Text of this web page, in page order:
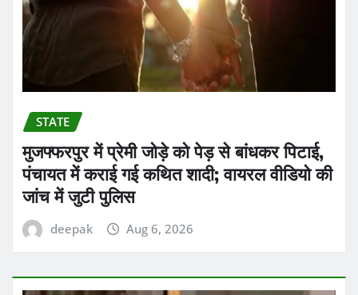
STATE
मुजफ्फरपुर में प्रेमी जोड़े को पेड़ से बांधकर पिटाई,
पंचायत में कराई गई कथित शादी; वायरल वीडियो की
जांच में जुटी पुलिस
deepak Aug 6, 2026